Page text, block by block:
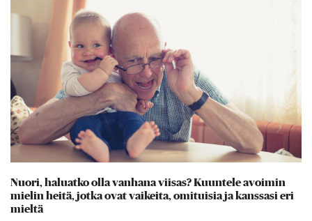
Nuori, haluatko olla vanhana viisas? Kuuntele avoimin
mielin heitä, jotka ovat vaikeita, omituisia ja kanssasi eri
mieltä